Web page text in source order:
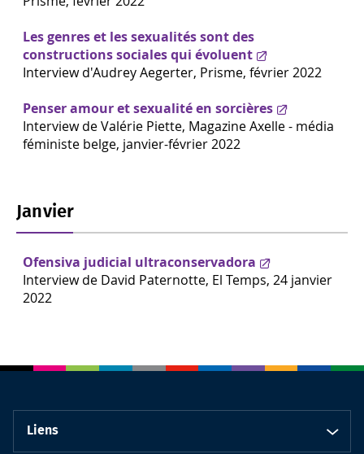
Les genres et les sexualités sont des
constructions sociales qui évoluent
Interview d'Audrey Aegerter, Prisme, février 2022
Penser amour et sexualité en sorcières
Interview de Valérie Piette, Magazine Axelle - média
féministe belge, janvier-février 2022
Janvier
Ofensiva judicial ultraconservadora
Interview de David Paternotte, El Temps, 24 janvier
2022
Liens